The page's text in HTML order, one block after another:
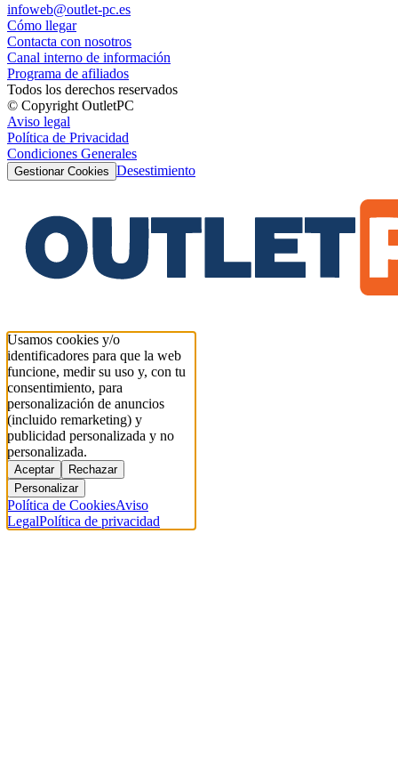
infoweb@outlet-pc.es
Cómo llegar
Contacta con nosotros
Canal interno de información
Programa de afiliados
Todos los derechos reservados
© Copyright OutletPC
Aviso legal
Política de Privacidad
Condiciones Generales
Gestionar Cookies Desestimiento
Usamos cookies y/o
identificadores para que la web
funcione, medir su uso y, con tu
consentimiento, para
personalización de anuncios
(incluido remarketing) y
publicidad personalizada y no
personalizada.
Aceptar
Rechazar
Personalizar
Política de CookiesAviso
LegalPolítica de privacidad